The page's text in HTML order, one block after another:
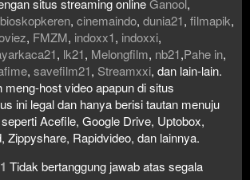
bioskopkeren, cinemaindo, dunia21, filmapik,
, FMZM, indoxx1, indoxxi,
, lk21, Melongfilm, nb21,Pahe in,
, savefilm21, Streamxxi, dan lain-lain.
meng-host video apapun di situs
ini legal dan hanya berisi tautan menuju
Acefile, Google Drive, Uptobox,
Zippyshare, Rapidvideo, dan lainnya.
Tidak bertanggung jawab atas segala